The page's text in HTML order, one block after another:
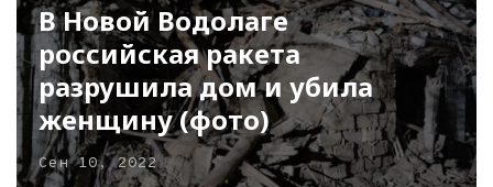
В Новой Водолаге
российская ракета
разрушила дом и убила
женщину (фото)
Сен 10, 2022